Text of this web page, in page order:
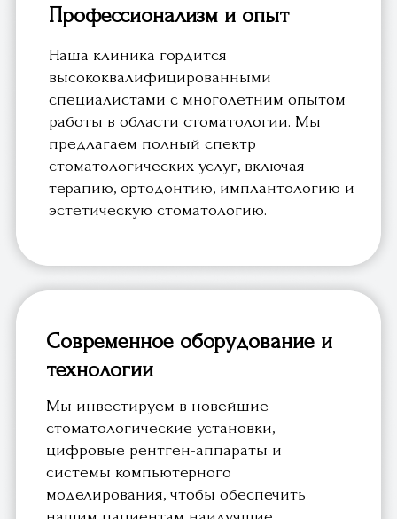
Современное оборудование и
технологии
Мы инвестируем в новейшие
цифровые рентген-аппараты и
системы компьютерного
моделирования, чтобы обеспечить
результаты и комфорт во время
лечения.